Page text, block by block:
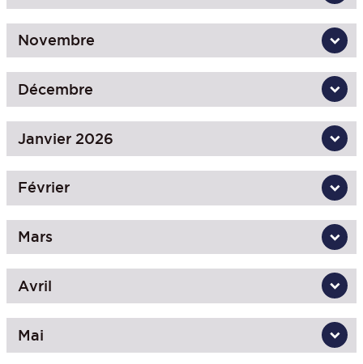
Novembre
Décembre
Janvier 2026
Février
Mars
Avril
Mai